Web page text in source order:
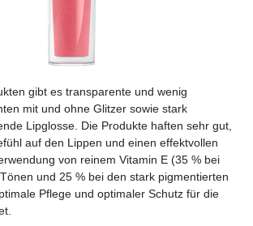
gibt es transparente und wenig
mit und ohne Glitzer sowie stark
Lipglosse. Die Produkte haften sehr gut,
auf den Lippen und einen effektvollen
von reinem Vitamin E (35 % bei
und 25 % bei den stark pigmentierten
Pflege und optimaler Schutz für die